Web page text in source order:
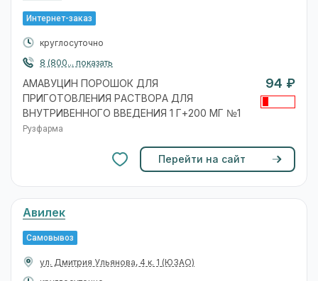
Интернет-заказ
круглосуточно
8 (800... показать
АМАВУЦИН ПОРОШОК ДЛЯ
ПРИГОТОВЛЕНИЯ РАСТВОРА ДЛЯ
ВНУТРИВЕННОГО ВВЕДЕНИЯ 1 Г+200 МГ №1
Рузфарма
94 ₽
Перейти на сайт
Авилек
Самовывоз
ул. Дмитрия Ульянова, 4 к. 1 (ЮЗАО)